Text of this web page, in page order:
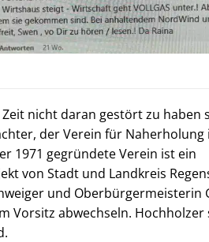
nicht daran gestört zu haben
der Verein für Naherholung
1971 gegründete Verein ist ein
von Stadt und Landkreis
und Oberbürgermeisterin
Vorsitz abwechseln.